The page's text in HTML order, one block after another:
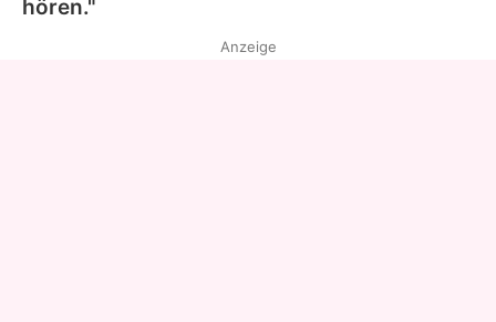
hören."
Anzeige